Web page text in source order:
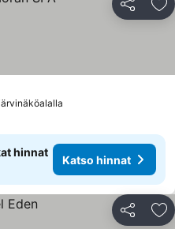
Jaa
hinnat
Katso hinnat
Jaa